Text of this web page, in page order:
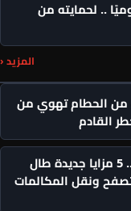
.. لحمايته من
المزيد ‹
من الحطام تهوي من
القادم
واتساب يقلب قواعد المكالمات.. 5 مزايا جديدة طال
ونقل المكالمات